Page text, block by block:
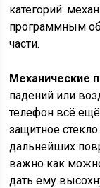
категорий:
программным
части.
Механические
падений или
телефон всё ещё
защитное
дальнейших
важно как
дать ему